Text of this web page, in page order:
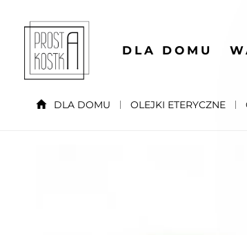
DLA DOMU
DLA DOMU OLEJKI ETERYCZNE